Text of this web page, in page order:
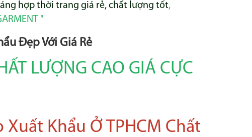
hợp thời trang giá rẻ, chất lượng tốt,
"
Đẹp Với Giá Rẻ
LƯỢNG CAO GIÁ CỰC
Khẩu Ở TPHCM Chất